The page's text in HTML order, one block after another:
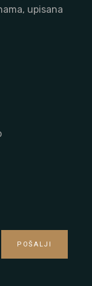
upisana